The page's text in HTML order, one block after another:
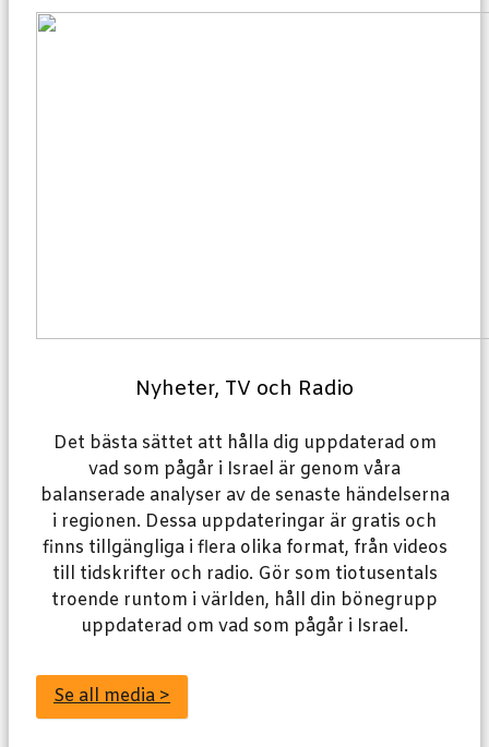
Nyheter, TV och Radio
Det bästa sättet att hålla dig uppdaterad om
vad som pågår i Israel är genom våra
balanserade analyser av de senaste händelserna
i regionen. Dessa uppdateringar är gratis och
finns tillgängliga i flera olika format, från videos
till tidskrifter och radio. Gör som tiotusentals
troende runtom i världen, håll din bönegrupp
uppdaterad om vad som pågår i Israel.
Se all media >